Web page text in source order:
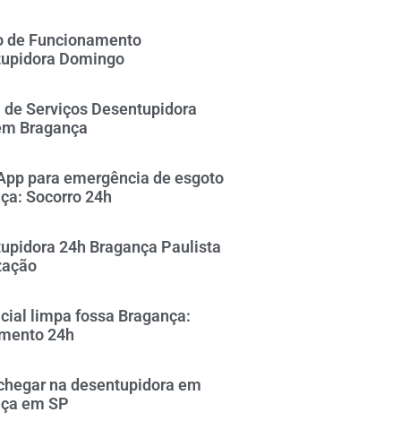
de Funcionamento
Domingo
de Serviços Desentupidora
Bragança
para emergência de esgoto
Socorro 24h
24h Bragança Paulista
limpa fossa Bragança:
24h
na desentupidora em
em SP